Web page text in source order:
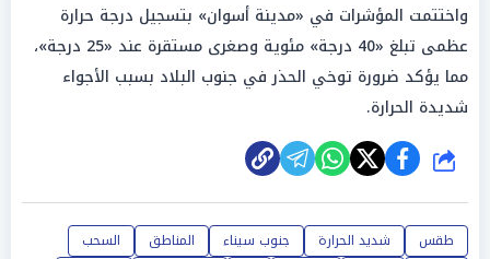
واختتمت المؤشرات في «مدينة أسوان» بتسجيل درجة حرارة
عظمى تبلغ «40 درجة» مئوية وصغرى مستقرة عند «25 درجة»،
مما يؤكد ضرورة توخي الحذر في جنوب البلاد بسبب الأجواء
شديدة الحرارة.
شارك
طقس شديد الحرارة جنوب سيناء المناطق
السحب